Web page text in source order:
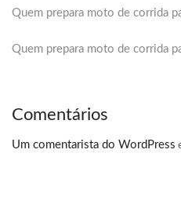
Quem prepara moto de corrida
Quem prepara moto de corrida
Comentários
Um comentarista do WordPress